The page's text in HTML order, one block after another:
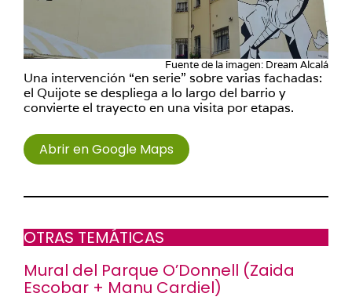
Fuente de la imagen: Dream Alcalá
Una intervención “en serie” sobre varias fachadas:
el Quijote se despliega a lo largo del barrio y
convierte el trayecto en una visita por etapas.
Abrir en Google Maps
OTRAS TEMÁTICAS
Mural del Parque O’Donnell (Zaida
Escobar + Manu Cardiel)